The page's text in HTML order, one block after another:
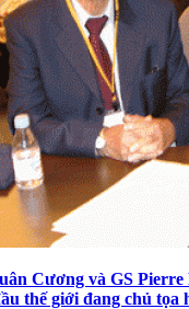
Cương và GS
thế giới đang chủ tọa